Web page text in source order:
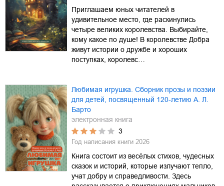
Приглашаем юных читателей в
удивительное место, где раскинулись
четыре великих королевства. Выбирайте,
кому какое по душе! В королевстве Добра
живут истории о дружбе и хороших
поступках, королевс…
Любимая игрушка. Сборник прозы и поэзии
для детей, посвященный 120-летию А. Л.
Барто
электронная книга
3
Год написания книги 2026
Книга состоит из весёлых стихов, чудесных
сказок и историй, которые излучают тепло,
учат добру и справедливости. Здесь